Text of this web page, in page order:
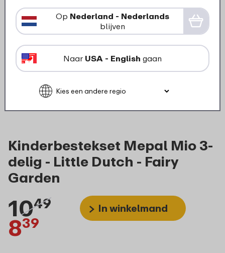
Kinderbestekset Mepal Mio 3-
delig - Little Dutch - Fairy
Garden
1049
839
In winkelmand
Op Nederland - Nederlands
blijven
Naar USA - English gaan